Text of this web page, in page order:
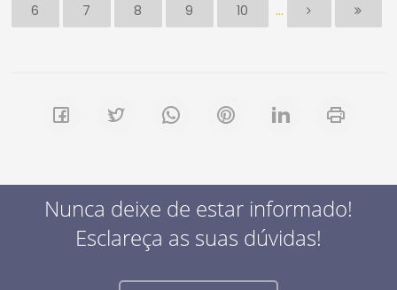
6
7 8 9 10 ...
Nunca deixe de estar informado!
Esclareça as suas dúvidas!